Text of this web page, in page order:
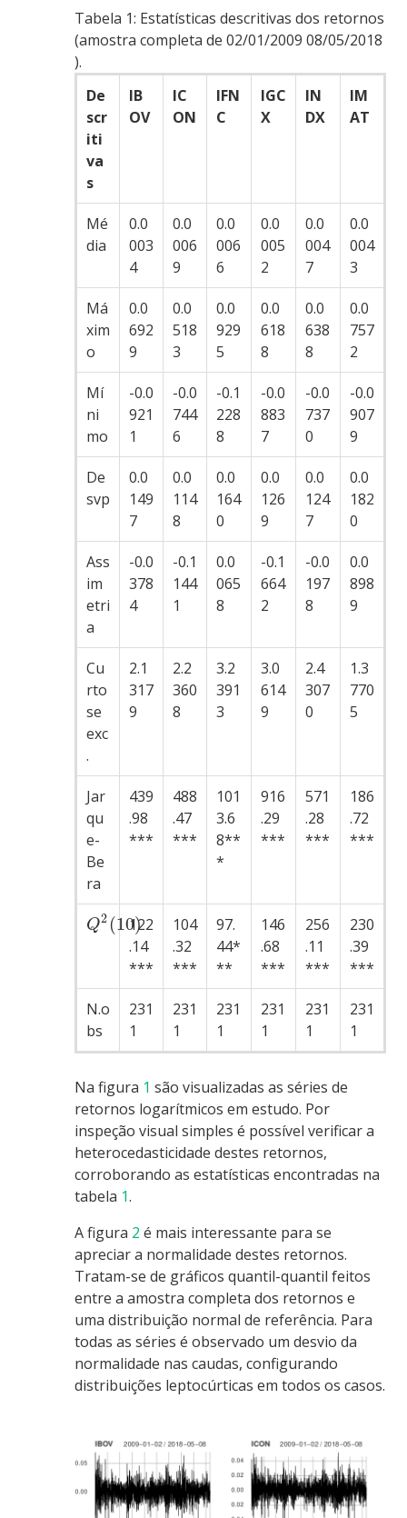
Tabela 1: Estatísticas descritivas dos retornos
(amostra completa de 02/01/2009 08/05/2018
).
De
scr
iti
va
s
IB
OV
IC
ON
IFN
C
IGC
X
IN
DX
IM
AT
Mé
dia
0.0
003
4
0.0
006
9
0.0
006
6
0.0
005
2
0.0
004
7
0.0
004
3
Má
xim
o
0.0
692
9
0.0
518
3
0.0
929
5
0.0
618
8
0.0
638
8
0.0
757
2
Mí
ni
mo
-0.0
921
1
-0.0
744
6
-0.1
228
8
-0.0
883
7
-0.0
737
0
-0.0
907
9
De
svp
0.0
149
7
0.0
114
8
0.0
164
0
0.0
126
9
0.0
124
7
0.0
182
0
Ass
im
etri
a
-0.0
378
4
-0.1
144
1
0.0
065
8
-0.1
664
2
-0.0
197
8
0.0
898
9
Cu
rto
se
exc
.
2.1
317
9
2.2
360
8
3.2
391
3
3.0
614
9
2.4
307
0
1.3
770
5
Jar
qu
e-
Be
ra
439
.98
***
488
.47
***
101
3.6
8**
*
916
.29
***
571
.28
***
186
.72
***
Q2 (10)
122
.14
***
104
.32
***
97.
44*
**
146
.68
***
256
.11
***
230
.39
***
N.o
bs
231
1
231
1
231
1
231
1
231
1
231
1
Na figura 1 são visualizadas as séries de
retornos logarítmicos em estudo. Por
inspeção visual simples é possível verificar a
heterocedasticidade destes retornos,
corroborando as estatísticas encontradas na
tabela 1.
A figura 2 é mais interessante para se
apreciar a normalidade destes retornos.
Tratam-se de gráficos quantil-quantil feitos
entre a amostra completa dos retornos e
uma distribuição normal de referência. Para
todas as séries é observado um desvio da
normalidade nas caudas, configurando
distribuições leptocúrticas em todos os casos.